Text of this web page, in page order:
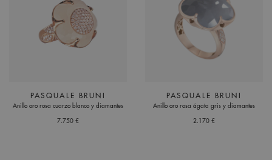
PASQUALE BRUNI
Anillo oro rosa cuarzo blanco y diamantes
7.750 €
PASQUALE BRUNI
Anillo oro rosa ágata gris y diamantes
2.170 €